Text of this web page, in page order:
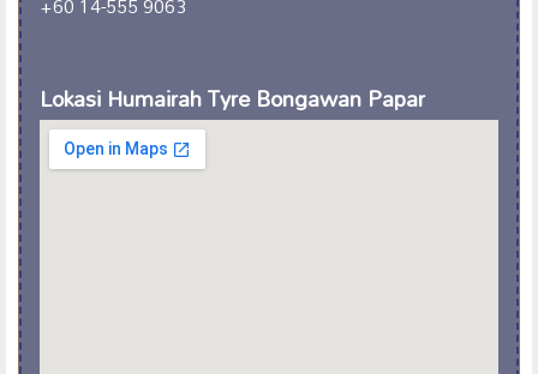
Lokasi Humairah Tyre Bongawan Papar